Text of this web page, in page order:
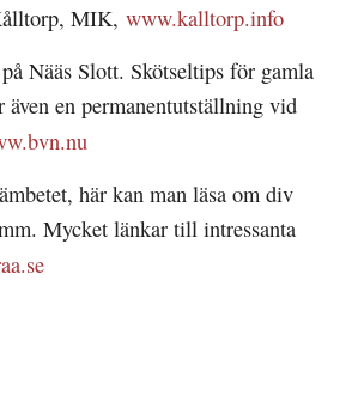
MIK,www.kalltorp.info
Nääs Slott. Skötseltips för gamla
även en permanentutställning vid
här kan man läsa om div
Mycket länkar till intressanta